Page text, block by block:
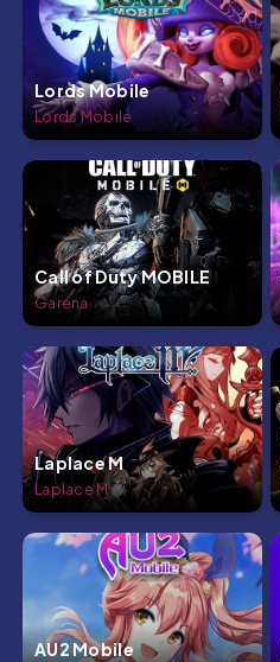
Lords Mobile
Lords Mobile
Call of Duty MOBILE
Garena
Laplace M
Laplace M
AU2 Mobile